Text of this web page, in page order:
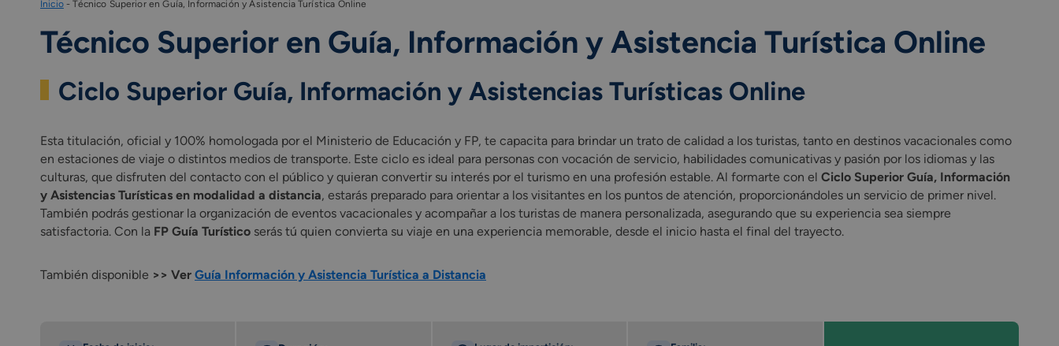
Inicio-Técnico Superior en Guía, Información y Asistencia Turística Online
Técnico Superior en Guía, Información y Asistencia Turística Online
Ciclo Superior Guía, Información y Asistencias Turísticas Online
Esta titulación, oficial y 100% homologada por el Ministerio de Educación y FP, te capacita para brindar un trato de calidad a los turistas, tanto en destinos vacacionales como
en estaciones de viaje o distintos medios de transporte. Este ciclo es ideal para personas con vocación de servicio, habilidades comunicativas y pasión por los idiomas y las
culturas, que disfruten del contacto con el público y quieran convertir su interés por el turismo en una profesión estable. Al formarte con el Ciclo Superior Guía, Información
y Asistencias Turísticas en modalidad a distancia, estarás preparado para orientar a los visitantes en los puntos de atención, proporcionándoles un servicio de primer nivel.
También podrás gestionar la organización de eventos vacacionales y acompañar a los turistas de manera personalizada, asegurando que su experiencia sea siempre
satisfactoria. Con la FP Guía Turístico serás tú quien convierta su viaje en una experiencia memorable, desde el inicio hasta el final del trayecto.
También disponible >> Ver Guía Información y Asistencia Turística a Distancia